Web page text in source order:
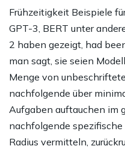
Frühzeitigkeit Beispiele
GPT-3, BERT unter
2 haben gezeigt, had
man sagt, sie seien
Menge von
nachfolgende über
Aufgaben auftauchen im
nachfolgende
Radius vermitteln,